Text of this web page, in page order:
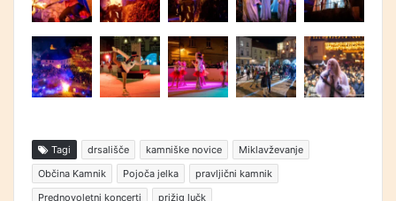
Tagi drsališče kamniške novice
Miklavževanje
Občina Kamnik
Pojoča jelka
pravljični kamnik
Prednovoletni koncerti
prižig lučk